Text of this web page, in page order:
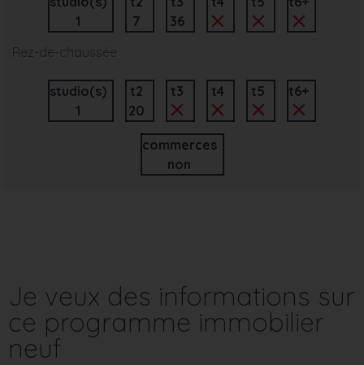
1
7
36
Rez-de-chaussée
studio(s)
1
t2
20
t3 t4 t5 t6+
commerces
non
Je veux des informations sur
ce programme immobilier
neuf